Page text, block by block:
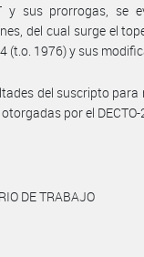
y sus prorrogas, se
del cual surge el
(t.o. 1976) y sus
del suscripto
por el
DE TRABAJO